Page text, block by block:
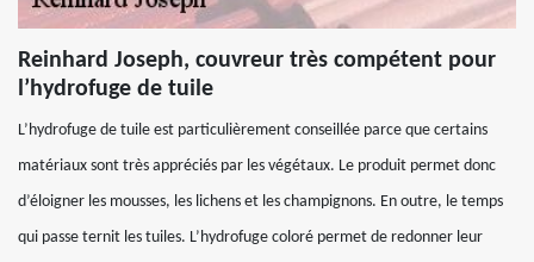
Reinhard Joseph, couvreur très compétent pour
l’hydrofuge de tuile
L’hydrofuge de tuile est particulièrement conseillée parce que certains
matériaux sont très appréciés par les végétaux. Le produit permet donc
d’éloigner les mousses, les lichens et les champignons. En outre, le temps
qui passe ternit les tuiles. L’hydrofuge coloré permet de redonner leur